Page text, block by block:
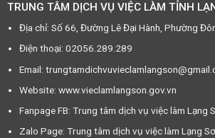
TRUNG TÂM DỊCH VỤ VIỆC LÀM TỈNH
Địa chỉ: Số 66, Đường Lê Đại Hành, Phường
Điện thoại: 02056.289.289
Email:
Website: www.vieclamlangson.gov.vn
Fanpage FB: Trung tâm dịch vụ việc làm Lạng
Zalo Page: Trung tâm dịch vụ việc làm Lạng